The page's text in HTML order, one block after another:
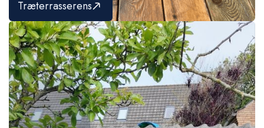
Træterrasserens